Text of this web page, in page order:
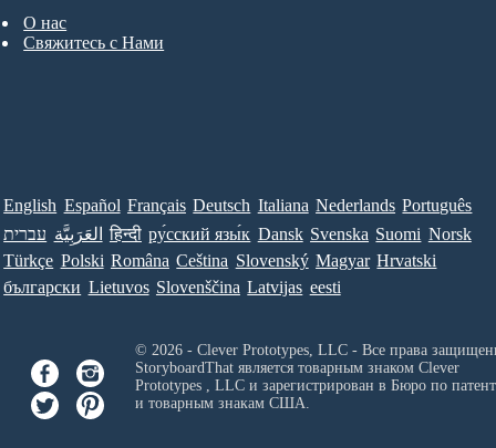
О нас
Свяжитесь с Нами
English Español Français Deutsch Italiana Nederlands Português
עברית العَرَبِيَّة हिन्दी ру́сский язы́к Dansk Svenska Suomi Norsk
Türkçe Polski Româna Ceština Slovenský Magyar Hrvatski
български Lietuvos Slovenščina Latvijas eesti
© 2026 - Clever Prototypes, LLC - Все права
StoryboardThat является товарным знаком Clever
Prototypes , LLCи зарегистрирован в Бюро по
и товарным знакам США.